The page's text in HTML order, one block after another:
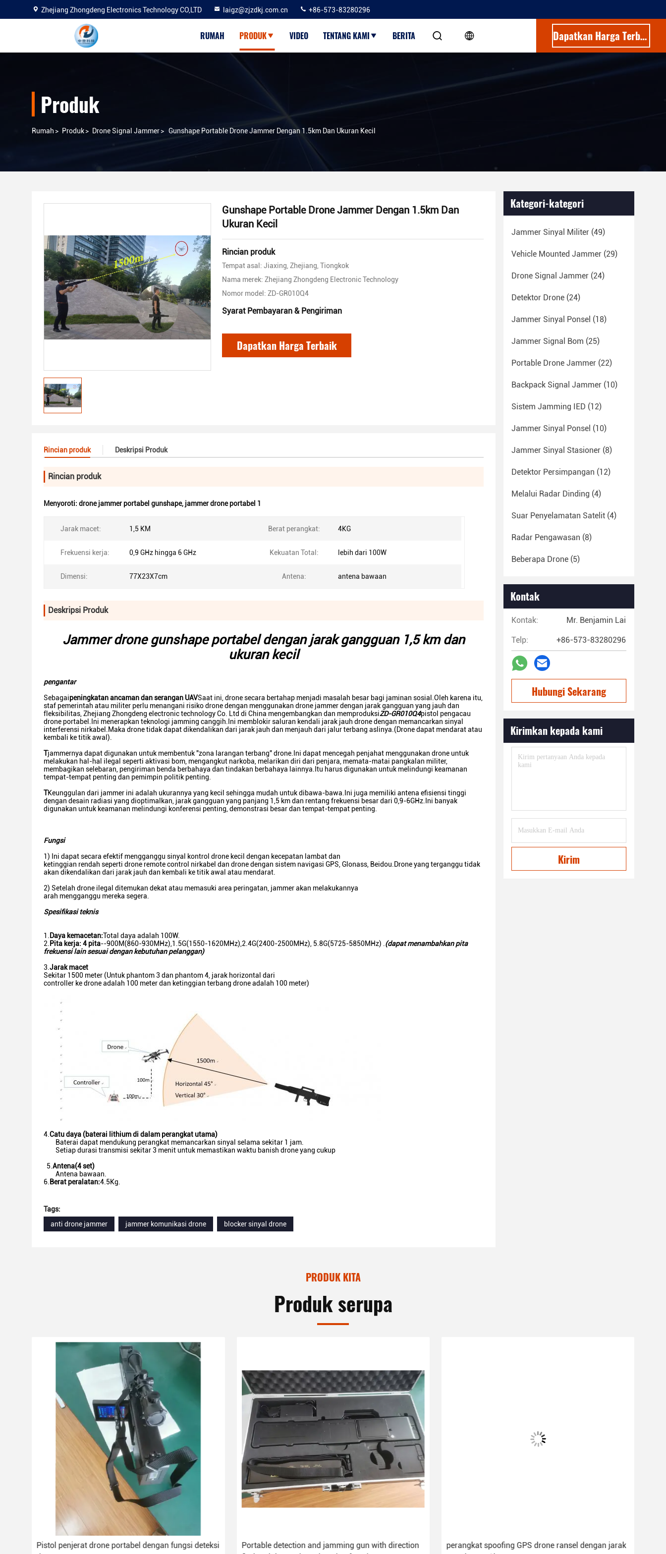
Zhejiang Zhongdeng Electronics Technology CO,LTD laigz@zjzdkj.com.cn +86-573-83280296
RUMAH PRODUK VIDEO TENTANG KAMI BERITA Dapatkan Harga Terbaik
Produk
Rumah > Produk> Drone Signal Jammer> Gunshape Portable Drone Jammer Dengan 1.5km Dan Ukuran Kecil
Gunshape Portable Drone Jammer Dengan 1.5km Dan
Ukuran Kecil
Rincian produk
Tempat asal: Jiaxing, Zhejiang, Tiongkok
Nama merek: Zhejiang Zhongdeng Electronic Technology
Nomor model: ZD-GR010Q4
Syarat Pembayaran & Pengiriman
Dapatkan Harga Terbaik
Rincian produk Deskripsi Produk
Rincian produk
Menyoroti: drone jammer portabel gunshape, jammer drone portabel 1
Jarak macet: 1,5 KM Berat perangkat: 4KG
Frekuensi kerja: 0,9 GHz hingga 6 GHz Kekuatan Total: lebih dari 100W
Dimensi: 77X23X7cm Antena: antena bawaan
Deskripsi Produk
Jammer drone gunshape portabel dengan jarak gangguan 1,5 km dan
ukuran kecil
pengantar
Sebagaipeningkatan ancaman dan serangan UAVSaat ini, drone secara bertahap menjadi masalah besar bagi jaminan sosial.Oleh karena itu,
staf pemerintah atau militer perlu menangani risiko drone dengan menggunakan drone jammer dengan jarak gangguan yang jauh dan
fleksibilitas, Zhejiang Zhongdeng electronic technology Co. Ltd di China mengembangkan dan memproduksiZD-GR010Q4pistol pengacau
drone portabel.Ini menerapkan teknologi jamming canggih.Ini memblokir saluran kendali jarak jauh drone dengan memancarkan sinyal
interferensi nirkabel.Maka drone tidak dapat dikendalikan dari jarak jauh dan menjauh dari jalur terbang aslinya.(Drone dapat mendarat atau
kembali ke titik awal).
Tjammernya dapat digunakan untuk membentuk "zona larangan terbang" drone.Ini dapat mencegah penjahat menggunakan drone untuk
melakukan hal-hal ilegal seperti aktivasi bom, mengangkut narkoba, melarikan diri dari penjara, memata-matai pangkalan militer,
membagikan selebaran, pengiriman benda berbahaya dan tindakan berbahaya lainnya.Itu harus digunakan untuk melindungi keamanan
tempat-tempat penting dan pemimpin politik penting.
TKeunggulan dari jammer ini adalah ukurannya yang kecil sehingga mudah untuk dibawa-bawa.Ini juga memiliki antena efisiensi tinggi
dengan desain radiasi yang dioptimalkan, jarak gangguan yang panjang 1,5 km dan rentang frekuensi besar dari 0,9-6GHz.Ini banyak
digunakan untuk keamanan melindungi konferensi penting, demonstrasi besar dan tempat-tempat penting.
Fungsi
1) Ini dapat secara efektif mengganggu sinyal kontrol drone kecil dengan kecepatan lambat dan
ketinggian rendah seperti drone remote control nirkabel dan drone dengan sistem navigasi GPS, Glonass, Beidou.Drone yang terganggu tidak
akan dikendalikan dari jarak jauh dan kembali ke titik awal atau mendarat.
2) Setelah drone ilegal ditemukan dekat atau memasuki area peringatan, jammer akan melakukannya
arah mengganggu mereka segera.
Spesifikasi teknis
1. Daya kemacetan:Total daya adalah 100W.
2. Pita kerja: 4 pita--900M(860-930MHz),1.5G(1550-1620MHz),2.4G(2400-2500MHz), 5.8G(5725-5850MHz) .(dapat menambahkan pita
frekuensi lain sesuai dengan kebutuhan pelanggan)
3.Jarak macet
Sekitar 1500 meter (Untuk phantom 3 dan phantom 4, jarak horizontal dari
controller ke drone adalah 100 meter dan ketinggian terbang drone adalah 100 meter)
4.Catu daya (baterai lithium di dalam perangkat utama)
Baterai dapat mendukung perangkat memancarkan sinyal selama sekitar 1 jam.
Setiap durasi transmisi sekitar 3 menit untuk memastikan waktu banish drone yang cukup
5.Antena(4 set)
Antena bawaan.
6. Berat peralatan:4.5Kg.
Tags:
anti drone jammer
jammer komunikasi drone blocker sinyal drone
Kategori-kategori
Jammer Sinyal Militer (49)
Vehicle Mounted Jammer (29)
Drone Signal Jammer (24)
Detektor Drone (24)
Jammer Sinyal Ponsel (18)
Jammer Signal Bom (25)
Portable Drone Jammer (22)
Backpack Signal Jammer (10)
Sistem Jamming IED (12)
Jammer Sinyal Ponsel (10)
Jammer Sinyal Stasioner (8)
Detektor Persimpangan (12)
Melalui Radar Dinding (4)
Suar Penyelamatan Satelit (4)
Radar Pengawasan (8)
Beberapa Drone (5)
Kontak
Kontak: Mr. Benjamin Lai
Telp: +86-573-83280296
Hubungi Sekarang
Kirimkan kepada kami
Kirim
PRODUK KITA
Produk serupa
Pistol penjerat drone portabel dengan fungsi deteksi
Portable detection and jamming gun with direction
perangkat spoofing GPS drone ransel dengan jarak